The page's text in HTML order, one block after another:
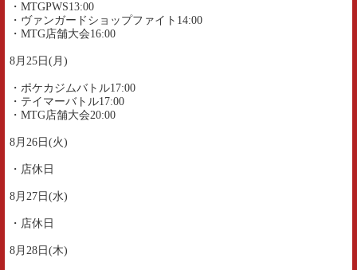
・MTGPWS13:00
・ヴァンガードショップファイト14:00
・MTG店舗大会16:00
8月25日(月)
・ポケカジムバトル17:00
・テイマーバトル17:00
・MTG店舗大会20:00
8月26日(火)
・店休日
8月27日(水)
・店休日
8月28日(木)